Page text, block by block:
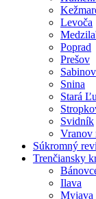
Levoča
Poprad
Prešov
Sabinov
Snina
Stará
Svidník
Vranov
Súkromný
Trenčiansky
Ilava
Myjava